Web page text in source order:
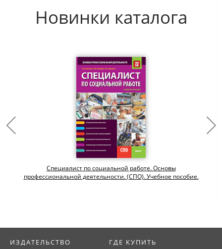
Новинки каталога
Специалист по социальной работе. Основы
профессиональной деятельности. (СПО). Учебное пособие.
ИЗДАТЕЛЬСТВО ГДЕ КУПИТЬ